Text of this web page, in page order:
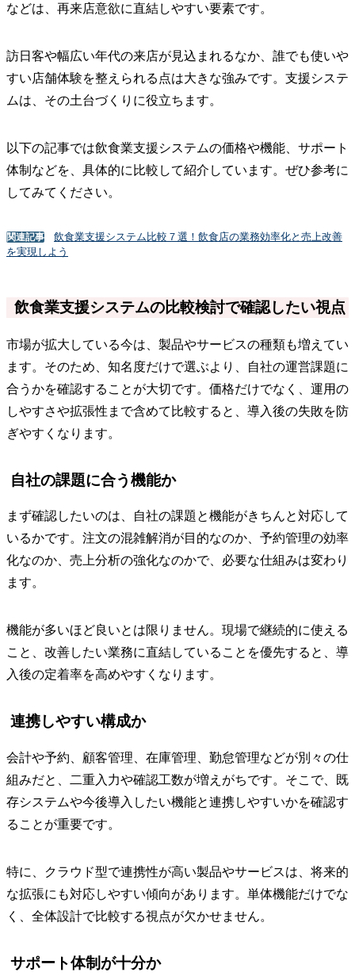
などは、再来店意欲に直結しやすい要素です。
訪日客や幅広い年代の来店が見込まれるなか、誰でも使いや
すい店舗体験を整えられる点は大きな強みです。支援システ
ムは、その土台づくりに役立ちます。
以下の記事では飲食業支援システムの価格や機能、サポート
体制などを、具体的に比較して紹介しています。ぜひ参考に
してみてください。
関連記事
飲食業支援システム比較７選！飲食店の業務効率化と売上改善
を実現しよう
飲食業支援システムの比較検討で確認したい視点
市場が拡大している今は、製品やサービスの種類も増えてい
ます。そのため、知名度だけで選ぶより、自社の運営課題に
合うかを確認することが大切です。価格だけでなく、運用の
しやすさや拡張性まで含めて比較すると、導入後の失敗を防
ぎやすくなります。
自社の課題に合う機能か
まず確認したいのは、自社の課題と機能がきちんと対応して
いるかです。注文の混雑解消が目的なのか、予約管理の効率
化なのか、売上分析の強化なのかで、必要な仕組みは変わり
ます。
機能が多いほど良いとは限りません。現場で継続的に使える
こと、改善したい業務に直結していることを優先すると、導
入後の定着率を高めやすくなります。
連携しやすい構成か
会計や予約、顧客管理、在庫管理、勤怠管理などが別々の仕
組みだと、二重入力や確認工数が増えがちです。そこで、既
存システムや今後導入したい機能と連携しやすいかを確認す
ることが重要です。
特に、クラウド型で連携性が高い製品やサービスは、将来的
な拡張にも対応しやすい傾向があります。単体機能だけでな
く、全体設計で比較する視点が欠かせません。
サポート体制が十分か